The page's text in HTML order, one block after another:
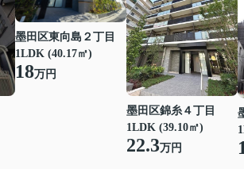
墨田区東向島２丁目
1LDK (40.17㎡)
18万円
墨田区錦糸４丁目
1LDK (39.10㎡)
22.3万円